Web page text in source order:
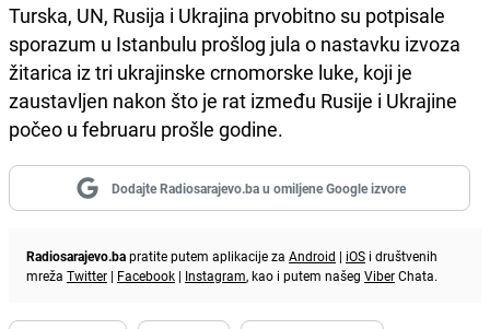
Turska, UN, Rusija i Ukrajina prvobitno su potpisale
sporazum u Istanbulu prošlog jula o nastavku izvoza
žitarica iz tri ukrajinske crnomorske luke, koji je
zaustavljen nakon što je rat između Rusije i Ukrajine
počeo u februaru prošle godine.
Dodajte Radiosarajevo.ba u omiljene Google izvore
Radiosarajevo.bapratite putem aplikacije za Android | iOS i društvenih
mreža Twitter | Facebook | Instagram, kao i putem našeg ViberChata.